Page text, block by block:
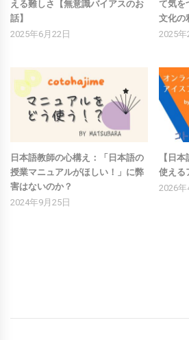
える難しさ【無意識バイアスのお
話】
2025年6月22日
て気を
文化の
2025年
日本語教師の心構え：「日本語の
授業マニュアルがほしい！」に弊
害はないのか？
2024年9月25日
【日
使える
2026年